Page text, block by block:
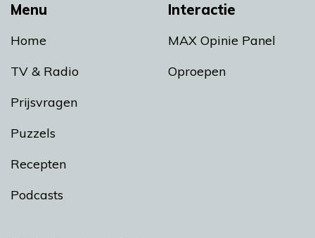
Menu
Home
TV & Radio
Prijsvragen
Puzzels
Recepten
Podcasts
Interactie
MAX Opinie Panel
Oproepen